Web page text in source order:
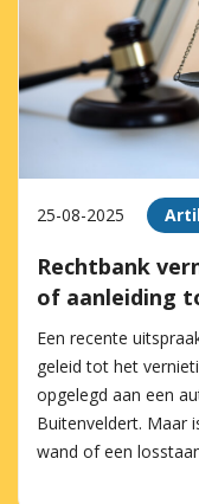
25-08-2025
Rechtbank
of aanleiding
Een recente
geleid tot het
opgelegd aan een
Buitenveldert. Maar
wand of een